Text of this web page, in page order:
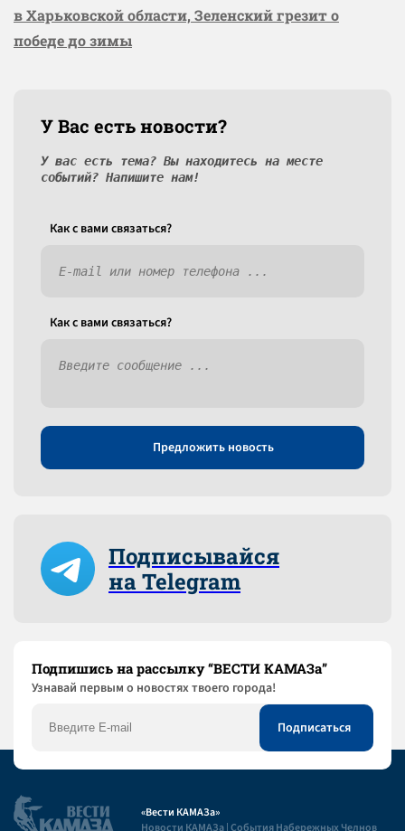
в Харьковской области, Зеленский грезит о
победе до зимы
У Вас есть новости?
У вас есть тема? Вы находитесь на месте
событий? Напишите нам!
Как c вами связаться?
Как c вами связаться?
Предложить новость
Подписывайся
на Telegram
Подпишись на рассылку “ВЕСТИ КАМАЗа”
Узнaвай первым о новостях твоего города!
«Вести КАМАЗа»
Новости КАМАЗа | События Набережных Челнов